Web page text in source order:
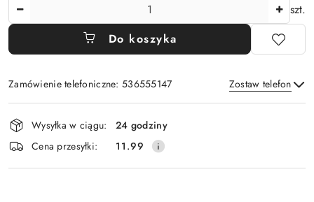
szt.
Do koszyka
Zamówienie telefoniczne: 536555147 Zostaw telefon
Wyślij
Dostępność
i
dostawa
Wysyłka w ciągu:
24 godziny
Cena przesyłki:
11.99